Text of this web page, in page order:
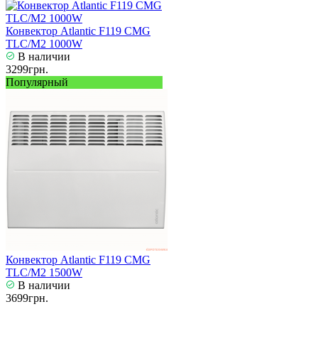
Конвектор Atlantic F119 CMG
TLC/M2 1000W
В наличии
3299грн.
Популярный
Конвектор Atlantic F119 CMG
TLC/M2 1500W
В наличии
3699грн.